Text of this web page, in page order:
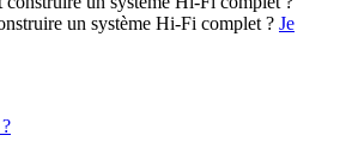
un système Hi-Fi complet ? Je